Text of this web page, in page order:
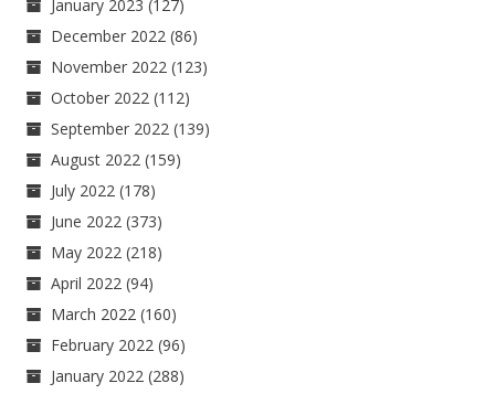
January 2023 (127)
December 2022 (86)
November 2022 (123)
October 2022 (112)
September 2022 (139)
August 2022 (159)
July 2022 (178)
June 2022 (373)
May 2022 (218)
April 2022 (94)
March 2022 (160)
February 2022 (96)
January 2022 (288)